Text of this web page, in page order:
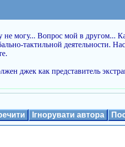
могу... Вопрос мой в другом...
тактильной деятельности.
джек как представитель
Ігнорувати автора